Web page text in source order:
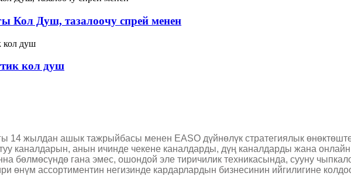
Кол Душ, тазалоочу спрей менен
кол душ
14 жылдан ашык тажрыйбасы менен EASO дүйнөлүк стратегиялык
каналдарын, анын ичинде чекене каналдарды, дүң каналдарды жана
бөлмөсүндө гана эмес, ошондой эле тиричилик техникасында, сууну
өнүм ассортиментин негизинде кардарлардын бизнесинин ийгилигине